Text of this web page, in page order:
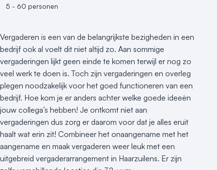
5 - 60 personen
Vergaderen is een van de belangrijkste bezigheden in een
bedrijf ook al voelt dit niet altijd zo. Aan sommige
vergaderingen lijkt geen einde te komen terwijl er nog zo
veel werk te doen is. Toch zijn vergaderingen en overleg
plegen noodzakelijk voor het goed functioneren van een
bedrijf. Hoe kom je er anders achter welke goede ideeën
jouw collega’s hebben! Je ontkomt niet aan
vergaderingen dus zorg er daarom voor dat je alles eruit
haalt wat erin zit! Combineer het onaangename met het
aangename en maak vergaderen weer leuk met een
uitgebreid vergaderarrangement in Haarzuilens. Er zijn